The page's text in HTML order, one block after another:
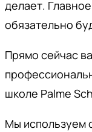
делает.
обязательно
Прямо сейчас
школе Palme
Мы используем